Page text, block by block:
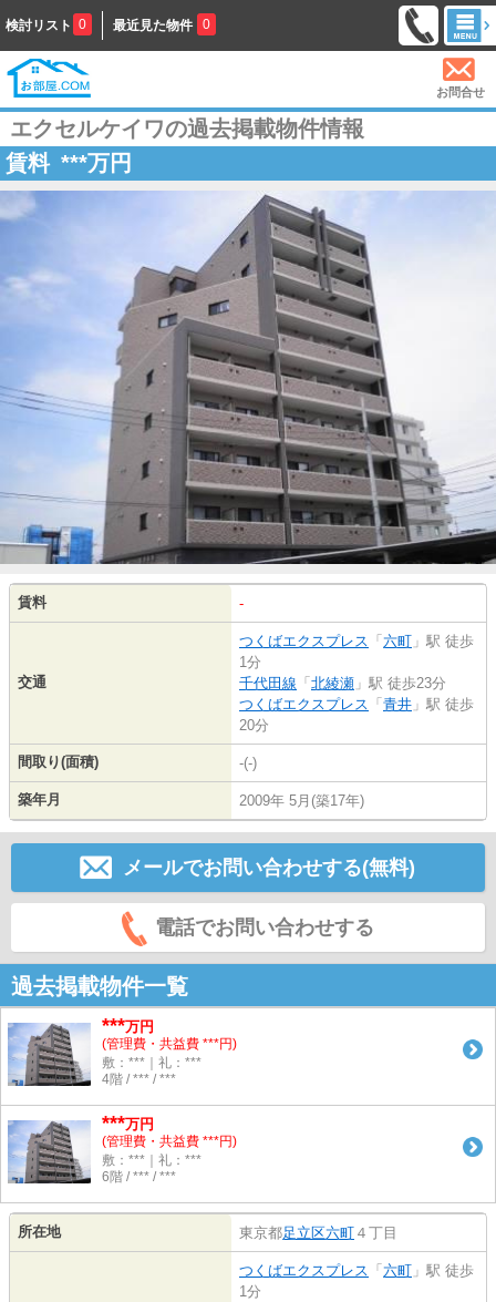
検討リスト 0 最近見た物件 0
お問合せ
エクセルケイワの過去掲載物件情報
賃料 ***万円
賃料 -
交通
つくばエクスプレス 「 六町 」駅 徒歩
1分
千代田線 「 北綾瀬 」駅 徒歩23分
つくばエクスプレス 「 青井 」駅 徒歩
20分
間取り(面積) -(-)
築年月 2009年 5月(築17年)
メールでお問い合わせする(無料)
電話でお問い合わせする
過去掲載物件一覧
***万円
(管理費・共益費 ***円)
敷：***｜礼：***
4階 / *** / ***
***万円
(管理費・共益費 ***円)
敷：***｜礼：***
6階 / *** / ***
所在地 東京都足立区六町 ４丁目
つくばエクスプレス 「 六町 」駅 徒歩
1分